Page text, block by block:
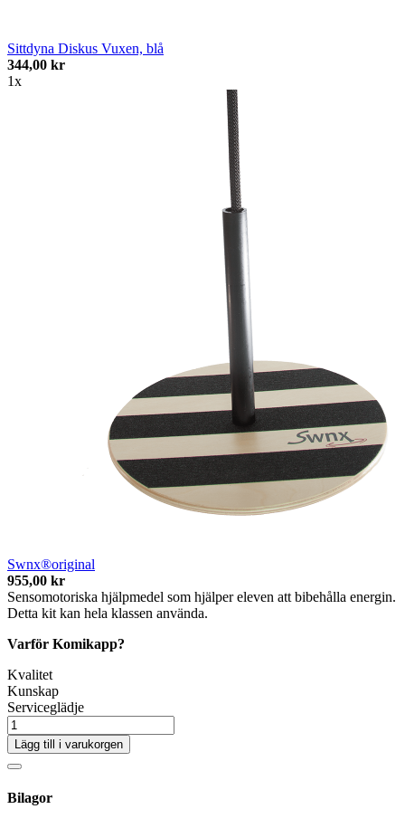
Sittdyna Diskus Vuxen, blå
344,00 kr
1x
Swnx®original
955,00 kr
Sensomotoriska hjälpmedel som hjälper eleven att bibehålla energin.
Detta kit kan hela klassen använda.
Varför Komikapp?
Kvalitet
Kunskap
Serviceglädje
Lägg till i varukorgen
Bilagor